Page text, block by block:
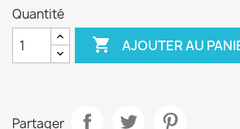
Quantité
 AJOUTER AU
Partager